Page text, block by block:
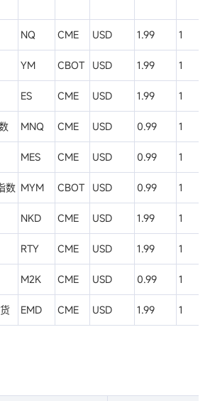
NQ CME USD 1.99 1
YM CBOT USD 1.99 1
ES CME USD 1.99 1
MNQ CME USD 0.99 1
MES CME USD 0.99 1
数 MYM CBOT USD 0.99 1
NKD CME USD 1.99 1
RTY CME USD 1.99 1
M2K CME USD 0.99 1
EMD CME USD 1.99 1